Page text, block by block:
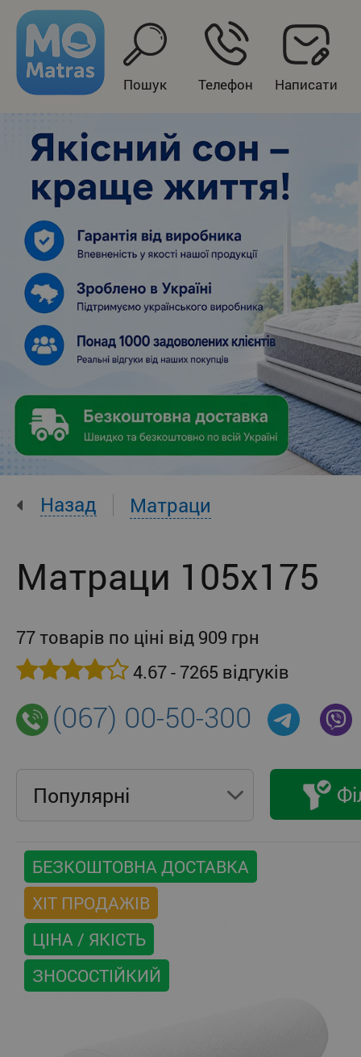
Пошук Телефон Написати
Назад Матраци
Матраци 105x175
77 товарів по ціні від 909 грн
4.67 - 7265 відгуків
(067) 00-50-300
Популярнi
БЕЗКОШТОВНА ДОСТАВКА
ХІТ ПРОДАЖІВ
ЦІНА / ЯКІСТЬ
ЗНОСОСТІЙКИЙ